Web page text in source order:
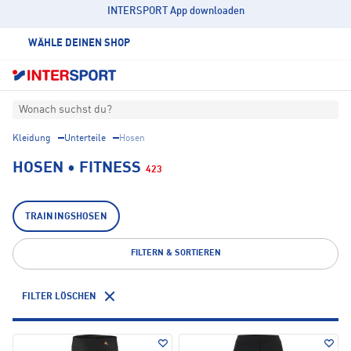
INTERSPORT App downloaden
WÄHLE DEINEN SHOP
Wonach suchst du?
Kleidung Unterteile Hosen
HOSEN • FITNESS 423
TRAININGSHOSEN
FILTERN & SORTIEREN
FILTER LÖSCHEN